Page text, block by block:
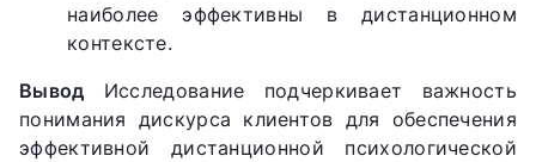
наиболее эффективны в дистанционном
контексте.
Вывод Исследование подчеркивает важность
понимания дискурса клиентов для обеспечения
эффективной дистанционной психологической